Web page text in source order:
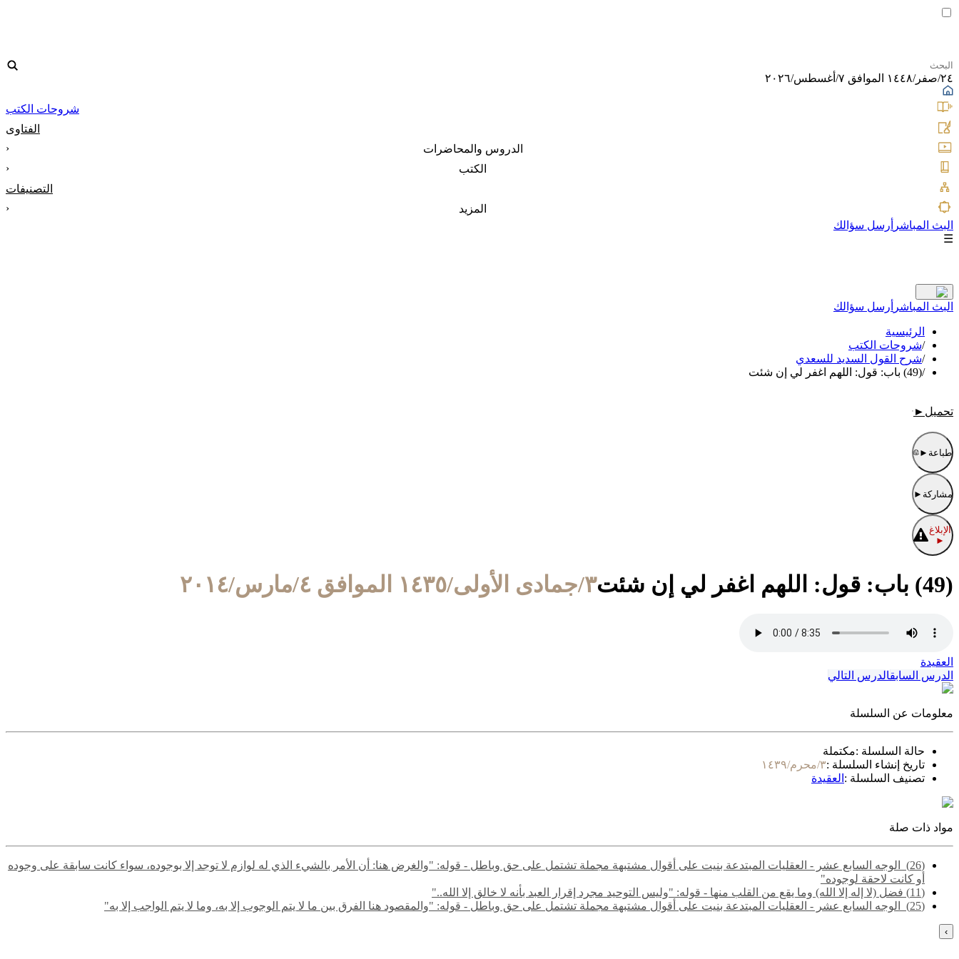
٢٤/صفر/١٤٤٨ الموافق ٧/أغسطس/٢٠٢٦
شروحات الكتب
الفتاوى
الدروس والمحاضرات
‹
الكتب
‹
التصنيفات
المزيد
‹
البث المباشر أرسل سؤالك
☰
البث المباشر أرسل سؤالك
الرئيسية
/شروحات الكتب
/شرح القول السديد للسعدي
/(49) باب: قول: اللهم اغفر لي إن شئت
تحميل ►
طباعة ►
مشاركة ►
الإبلاغ
►
(49) باب: قول: اللهم اغفر لي إن شئت ٣/جمادى الأولى/١٤٣٥ الموافق ٤/مارس/٢٠١٤
العقيدة
الدرس السابقالدرس التالي
معلومات عن السلسلة
حالة السلسلة :مكتملة
تاريخ إنشاء السلسلة :٣/محرم/١٤٣٩
تصنيف السلسلة : العقيدة
مواد ذات صلة
(26) ‌‌ الوجه السابع عشر - العقليات المبتدعة بنيت على أقوال مشتبهة مجملة تشتمل على حق وباطل - قوله: "والغرض هنا: أن الأمر بالشيء الذي له لوازم لا توجد إلا بوجوده، سواء كانت سابقة على وجوده
أو كانت لاحقة لوجوده"
(11) فضل (لا إله إلا الله) وما يقع من القلب منها - قوله: "وليس التوحيد مجرد إقرار العبد بأنه لا خالق إلا الله.."
(25) ‌‌ الوجه السابع عشر - العقليات المبتدعة بنيت على أقوال مشتبهة مجملة تشتمل على حق وباطل - قوله: "والمقصود هنا الفرق بين ما لا يتم الوجوب إلا به، وما لا يتم الواجب إلا به"
›